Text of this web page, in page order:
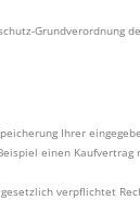
Grundverordnung
Ihrer
einen
verpflichtet